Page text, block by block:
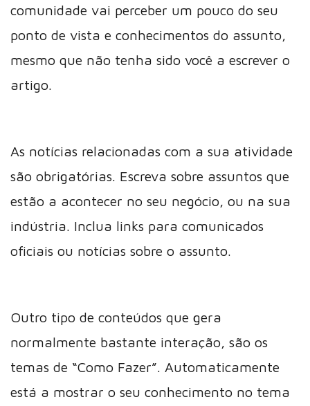
comunidade vai perceber um pouco do seu
ponto de vista e conhecimentos do assunto,
mesmo que não tenha sido você a escrever o
artigo.
As notícias relacionadas com a sua atividade
são obrigatórias. Escreva sobre assuntos que
estão a acontecer no seu negócio, ou na sua
indústria. Inclua links para comunicados
oficiais ou notícias sobre o assunto.
Outro tipo de conteúdos que gera
normalmente bastante interação, são os
temas de “Como Fazer”. Automaticamente
está a mostrar o seu conhecimento no tema